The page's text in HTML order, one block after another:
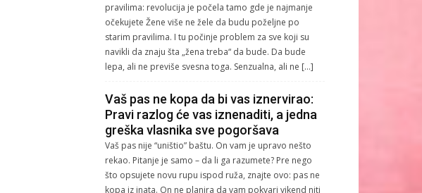
pravilima: revolucija je počela tamo gde je najmanje
očekujete Žene više ne žele da budu poželjne po
starim pravilima. I tu počinje problem za sve koji su
navikli da znaju šta „žena treba“ da bude. Da bude
lepa, ali ne previše svesna toga. Senzualna, ali ne […]
Vaš pas ne kopa da bi vas iznervirao:
Pravi razlog će vas iznenaditi, a jedna
greška vlasnika sve pogoršava
Vaš pas nije “uništio” baštu. On vam je upravo nešto
rekao. Pitanje je samo – da li ga razumete? Pre nego
što opsujete novu rupu ispod ruža, znajte ovo: pas ne
kopa iz inata. On ne planira da vam pokvari vikend niti